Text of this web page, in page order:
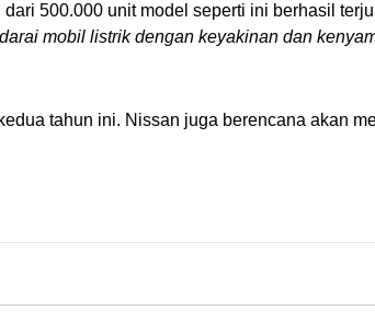
500.000 unit model seperti ini berhasil
mobil listrik dengan keyakinan dan
tahun ini. Nissan juga berencana akan